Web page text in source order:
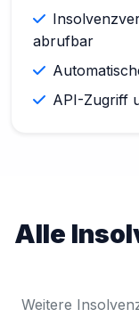
abrufbar
API-Zugriff
Alle
Weitere